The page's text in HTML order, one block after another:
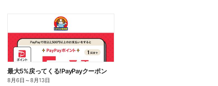
最大5%戻ってくる!PayPayクーポン
8月6日 ～8月13日